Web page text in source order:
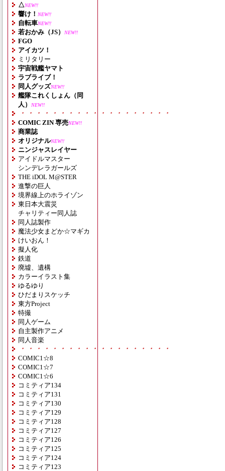
△NEW!!
響け！ NEW!!
自転車NEW!!
若おかみ（JS） NEW!!
FGO
アイカツ！
ミリタリー
宇宙戦艦ヤマト
ラブライブ！
同人グッズNEW!!
艦隊これくしょん（同
人）
NEW!!
・・・・・・・・・・・・・・・・・・・
COMIC ZIN 専売NEW!!
商業誌
オリジナルNEW!!
ニンジャスレイヤー
アイドルマスター
シンデレラガールズ
THE iDOL M@STER
進撃の巨人
境界線上のホライゾン
東日本大震災
チャリティー同人誌
同人誌製作
魔法少女まどか☆マギカ
けいおん！
擬人化
鉄道
廃墟、遺構
カラーイラスト集
ゆるゆり
ひだまりスケッチ
東方Project
特撮
同人ゲーム
自主製作アニメ
同人音楽
・・・・・・・・・・・・・・・・・・・
COMIC1☆8
COMIC1☆7
COMIC1☆6
コミティア134
コミティア131
コミティア130
コミティア129
コミティア128
コミティア127
コミティア126
コミティア125
コミティア124
コミティア123